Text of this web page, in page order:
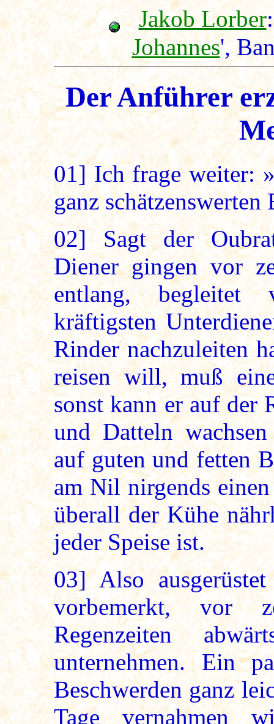
Jakob Lorber
Johannes',
Der Anführer
01]Ich frage weiter:
ganz
02]Sagt der
Diener gingen vor
entlang,
kräftigsten
Rinder nachzuleiten
reisen will, muß
sonst kann er auf der
und Datteln
auf guten und fetten
am Nil nirgends
überall der Kühe
jeder Speise ist.
03]Also
vorbemerkt, vor
Regenzeiten
unternehmen. Ein
Beschwerden ganz
Tage vernahmen